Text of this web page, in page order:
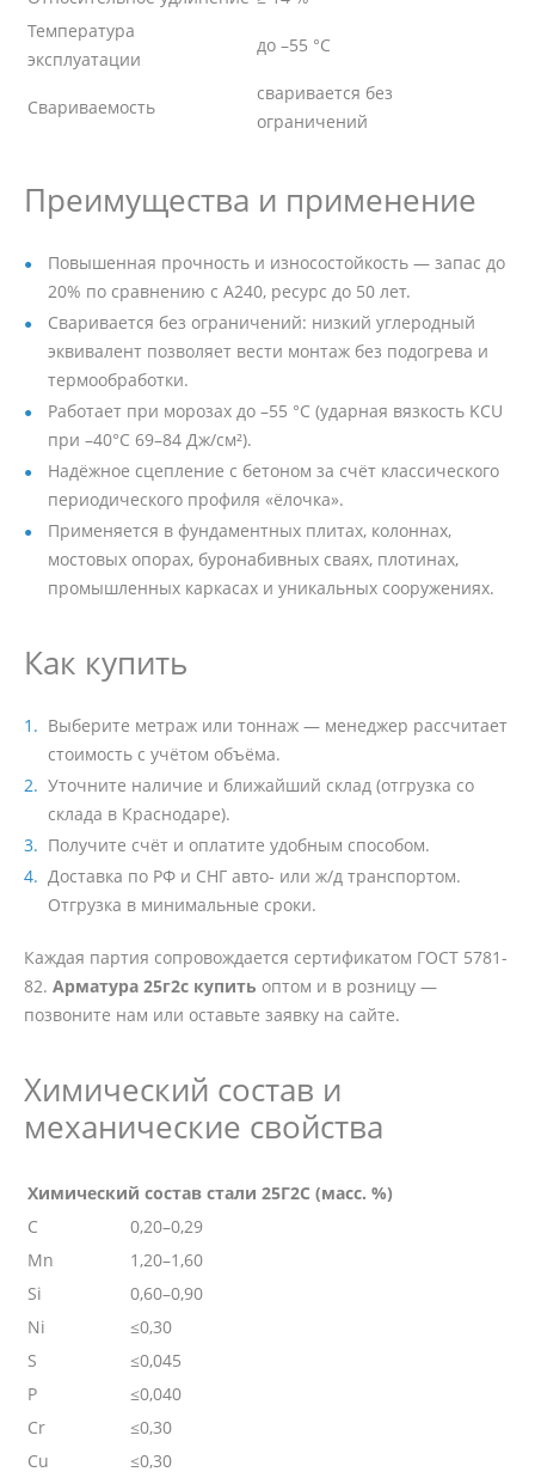
Температура
эксплуатации
до –55 °C
Свариваемость
сваривается без
ограничений
Преимущества и применение
Повышенная прочность и износостойкость — запас до
20% по сравнению с А240, ресурс до 50 лет.
Сваривается без ограничений: низкий углеродный
эквивалент позволяет вести монтаж без подогрева и
термообработки.
Работает при морозах до –55 °C (ударная вязкость KCU
при –40°C 69–84 Дж/см²).
Надёжное сцепление с бетоном за счёт классического
периодического профиля «ёлочка».
Применяется в фундаментных плитах, колоннах,
мостовых опорах, буронабивных сваях, плотинах,
промышленных каркасах и уникальных сооружениях.
Как купить
Выберите метраж или тоннаж — менеджер рассчитает
стоимость с учётом объёма.
Уточните наличие и ближайший склад (отгрузка со
склада в Краснодаре).
Получите счёт и оплатите удобным способом.
Доставка по РФ и СНГ авто- или ж/д транспортом.
Отгрузка в минимальные сроки.
Каждая партия сопровождается сертификатом ГОСТ 5781-
82. Арматура 25г2с купить оптом и в розницу —
позвоните нам или оставьте заявку на сайте.
Химический состав и
механические свойства
Химический состав стали 25Г2С (масс. %)
C
0,20–0,29
Mn
1,20–1,60
Si
0,60–0,90
Ni
≤0,30
S
≤0,045
P
≤0,040
Cr
≤0,30
Cu
≤0,30